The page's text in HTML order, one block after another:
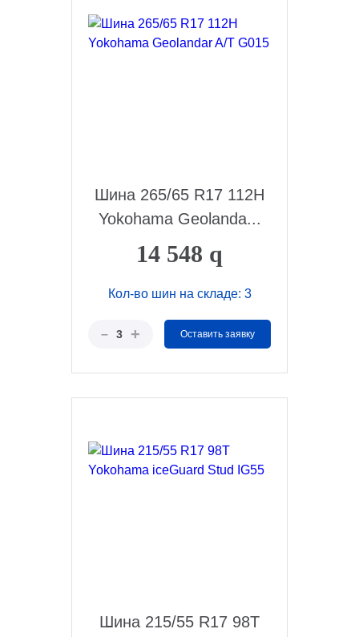
Шина 265/65 R17 112H
Yokohama Geolanda...
14 548 q
Кол-во шин на складе: 3
– 3 + Оставить заявку
Шина 215/55 R17 98T